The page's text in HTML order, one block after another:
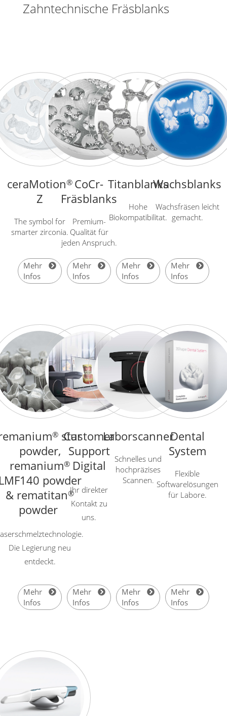
Zahntechnische Fräsblanks
ceraMotion®
Z
The symbol for
smarter zirconia.
Mehr
Infos
CoCr-
Fräsblanks
Premium-
Qualität für
jeden Anspruch.
Mehr
Infos
Titanblanks
Hohe
Biokompatibilitat.
Mehr
Infos
Wachsblanks
Wachsfräsen leicht
gemacht.
Mehr
Infos
® star
powder,
remanium®
powder
& rematitan®
powder
Die Legierung neu
entdeckt.
Mehr
Infos
Customer
Support
Digital
Ihr direkter
Kontakt zu
uns.
Mehr
Infos
Laborscanner
Schnelles und
hochpräzises
Scannen.
Mehr
Infos
Dental
System
Flexible
Softwarelösungen
für Labore.
Mehr
Infos